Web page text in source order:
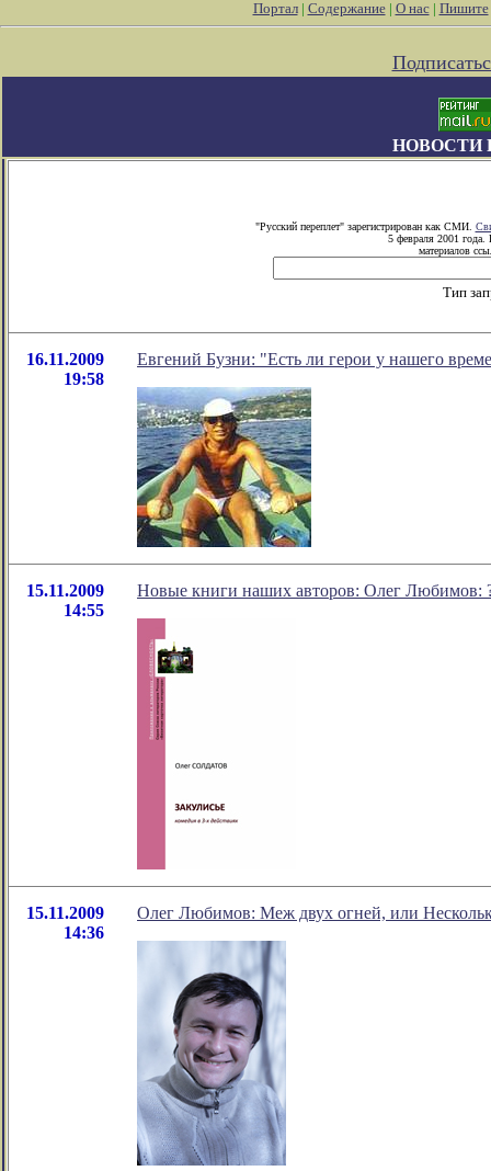
Портал| Содержание| О нас| Пишите
НОВОСТИ
"Русский переплет" зарегистрирован как СМИ.
5 февраля 2001 года.
материалов
Тип
16.11.2009
19:58
Евгений Бузни: "Есть ли герои у нашего
15.11.2009
14:55
Новые книги наших авторов: Олег Любимов:
15.11.2009
14:36
Олег Любимов: Меж двух огней, или